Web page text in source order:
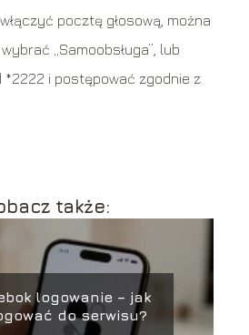
pocztę głosową, można
„Samoobsługa”, lub
*2222 i postępować zgodnie z
także:
logowanie – jak
do serwisu?